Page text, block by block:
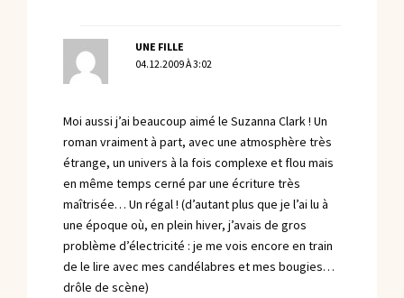
UNE FILLE
04.12.2009 À 3:02
Moi aussi j’ai beaucoup aimé le Suzanna Clark ! Un
roman vraiment à part, avec une atmosphère très
étrange, un univers à la fois complexe et flou mais
en même temps cerné par une écriture très
maîtrisée… Un régal ! (d’autant plus que je l’ai lu à
une époque où, en plein hiver, j’avais de gros
problème d’électricité : je me vois encore en train
de le lire avec mes candélabres et mes bougies…
drôle de scène)